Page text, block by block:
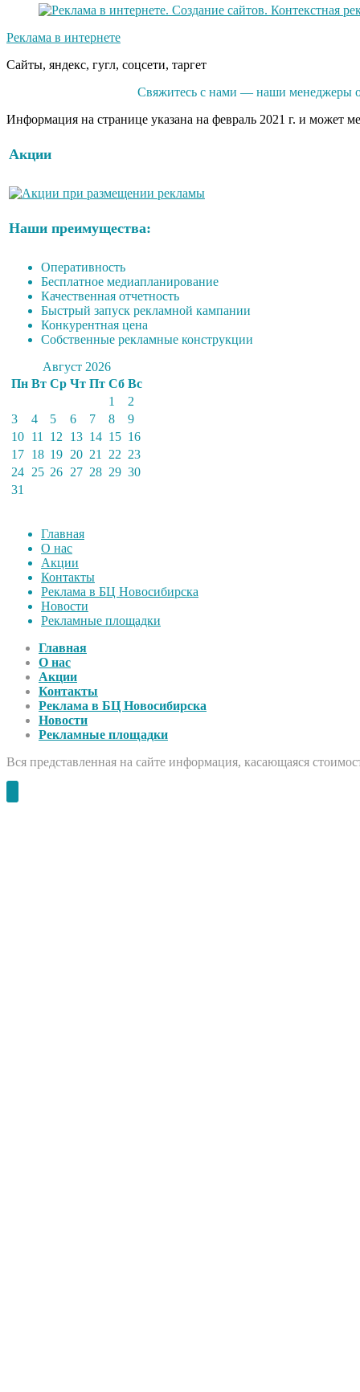
Реклама в интернете
Сайты, яндекс, гугл, соцсети, таргет
Свяжитесь с нами — наши менеджеры
Информация на странице указана на февраль 2021 г. и может
Акции
Наши преимущества:
Оперативность
Бесплатное медиапланирование
Качественная отчетность
Быстрый запуск рекламной кампании
Конкурентная цена
Собственные рекламные конструкции
Август 2026
Пн Вт Ср Чт Пт Сб Вс
1
2
3
4 5 6 7 8
9
10 11 12 13 14 15 16
17 18 19 20 21 22 23
24 25 26 27 28 29 30
31
Главная
О нас
Акции
Контакты
Реклама в БЦ Новосибирска
Новости
Рекламные площадки
Главная
О нас
Акции
Контакты
Реклама в БЦ Новосибирска
Новости
Рекламные площадки
Вся представленная на сайте информация, касающаяся